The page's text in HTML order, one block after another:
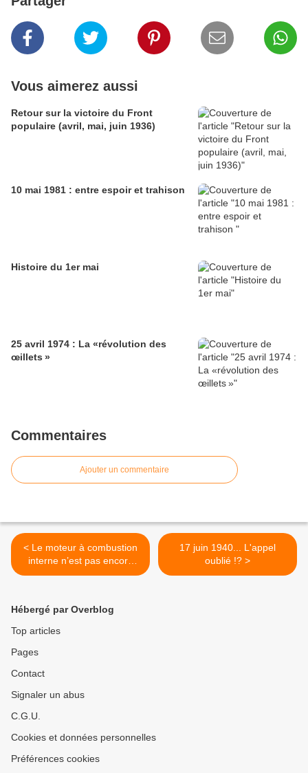
Vous aimerez aussi
Retour sur la victoire du Front
populaire (avril, mai, juin 1936)
10 mai 1981 : entre espoir et trahison
Histoire du 1er mai
25 avril 1974 : La «révolution des
œillets »
Commentaires
Ajouter un commentaire
< Le moteur à combustion
interne n’est pas encore
mort
17 juin 1940... L'appel
oublié !? >
Hébergé par Overblog
Top articles
Pages
Contact
Signaler un abus
C.G.U.
Cookies et données personnelles
Préférences cookies